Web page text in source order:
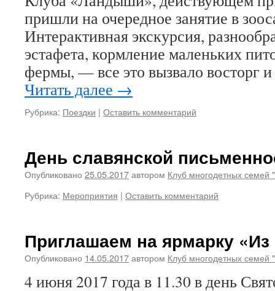
пришли на очередное занятие в
Интерактивная экскурсия,
эстафета, кормление маленьких
фермы, — все это вызвало восторг
Читать далее →
Рубрика: Поездки | Оставить комментарий
День славянской
Опубликовано 25.05.2017автором Клуб многодетных
Рубрика: Мероприятия | Оставить комментарий
Приглашаем на ярмарку «Из
Опубликовано 14.05.2017автором Клуб многодетных
4 июня 2017 года в 11.30 в день